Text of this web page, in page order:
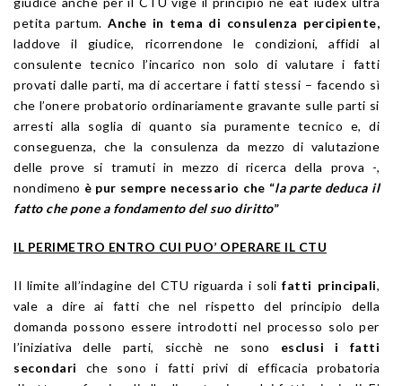
petita partum.Anche in tema di consulenza percipiente,
laddove il giudice, ricorrendone le condizioni, affidi al
consulente tecnico l’incarico non solo di valutare i fatti
provati dalle parti, ma di accertare i fatti stessi – facendo sì
che l’onere probatorio ordinariamente gravante sulle parti si
arresti alla soglia di quanto sia puramente tecnico e, di
conseguenza, che la consulenza da mezzo di valutazione
delle prove si tramuti in mezzo di ricerca della prova -,
nondimeno è pur sempre necessario che “la parte deduca il
fatto che pone a fondamento del suo diritto”
IL PERIMETRO ENTRO CUI PUO’ OPERARE IL CTU
Il limite all’indagine del CTU riguarda i solifatti principali,
vale a dire ai fatti che nel rispetto del principio della
domanda possono essere introdotti nel processo solo per
l’iniziativa delle parti, sicchè ne sono esclusi i fatti
secondari che sono i fatti privi di efficacia probatoria